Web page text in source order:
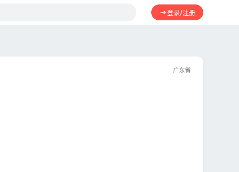
登录/注册
广东省